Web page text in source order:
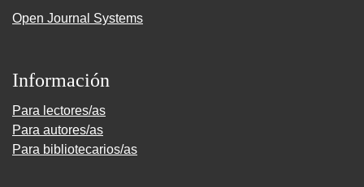
Open Journal Systems
Información
Para lectores/as
Para autores/as
Para bibliotecarios/as